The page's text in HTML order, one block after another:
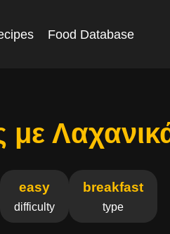
Food Database
με
easy
difficulty
breakfast
type